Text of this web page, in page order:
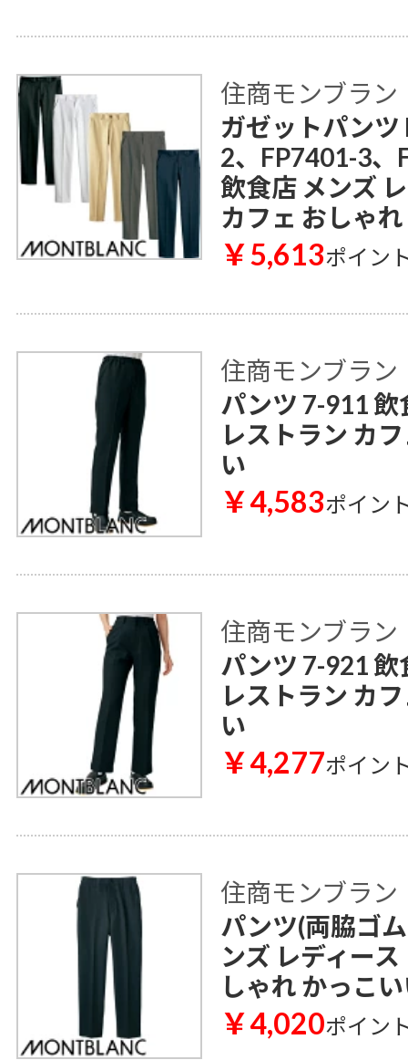
住商モンブラン
ガゼットパン
2、FP7401-3、
飲食店 メンズ
カフェ おしゃ
￥5,613ポイン
住商モンブラン
パンツ 7-911 飲
レストラン カ
い
￥4,583ポイン
住商モンブラン
パンツ 7-921 飲
レストラン カ
い
￥4,277ポイン
住商モンブラン
パンツ(両脇ゴ
ンズ レディー
しゃれ かっこ
￥4,020ポイン